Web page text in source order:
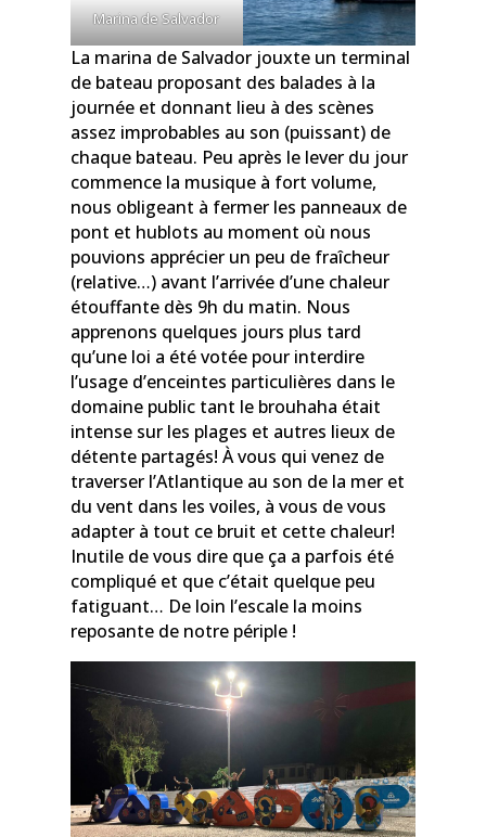
Marina de Salvador
La marina de Salvador jouxte un terminal
de bateau proposant des balades à la
journée et donnant lieu à des scènes
assez improbables au son (puissant) de
chaque bateau. Peu après le lever du jour
commence la musique à fort volume,
nous obligeant à fermer les panneaux de
pont et hublots au moment où nous
pouvions apprécier un peu de fraîcheur
(relative…) avant l’arrivée d’une chaleur
étouffante dès 9h du matin. Nous
apprenons quelques jours plus tard
qu’une loi a été votée pour interdire
l’usage d’enceintes particulières dans le
domaine public tant le brouhaha était
intense sur les plages et autres lieux de
détente partagés! À vous qui venez de
traverser l’Atlantique au son de la mer et
du vent dans les voiles, à vous de vous
adapter à tout ce bruit et cette chaleur!
Inutile de vous dire que ça a parfois été
compliqué et que c’était quelque peu
fatiguant… De loin l’escale la moins
reposante de notre périple !